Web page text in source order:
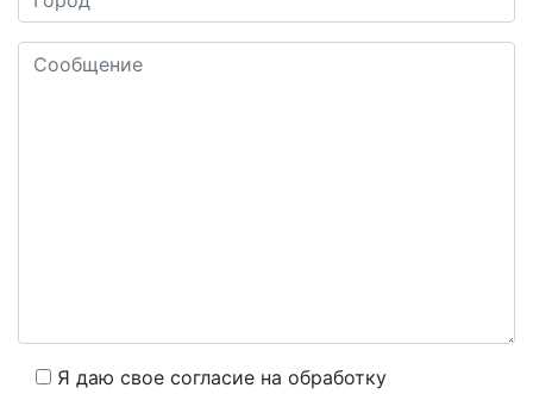
Я даю свое согласие на обработку